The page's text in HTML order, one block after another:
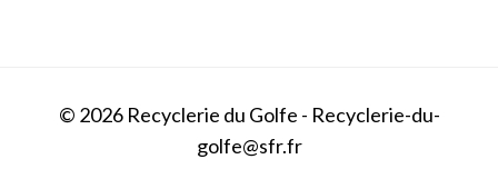
© 2026 Recyclerie du Golfe - Recyclerie-du-
golfe@sfr.fr